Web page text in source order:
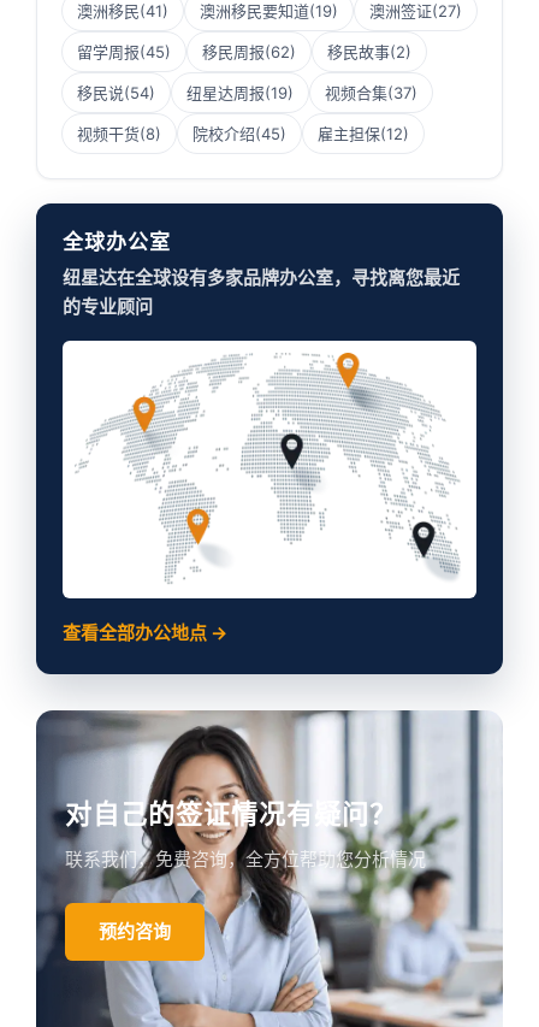
澳洲移民(41) 澳洲移民要知道(19) 澳洲签证(27)
留学周报(45) 移民周报(62) 移民故事(2)
移民说(54) 纽星达周报(19) 视频合集(37)
视频干货(8) 院校介绍(45) 雇主担保(12)
全球办公室
纽星达在全球设有多家品牌办公室，寻找离您最近
的专业顾问
查看全部办公地点 →
对自己的签证情况有疑问？
联系我们，免费咨询，全方位帮助您分析情况
预约咨询